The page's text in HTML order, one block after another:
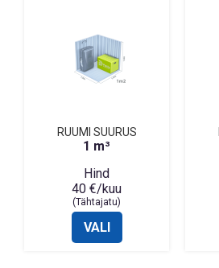
RUUMI SUURUS
1 m³
Hind
40 €/kuu
(Tähtajatu)
VALI